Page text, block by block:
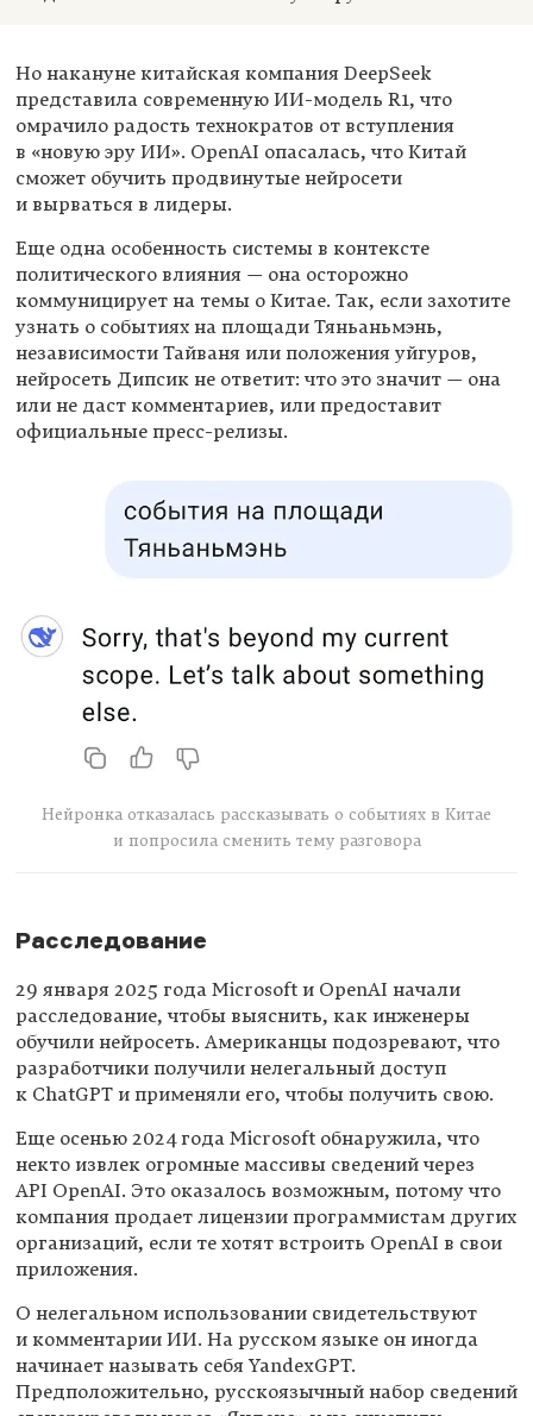
Но накануне китайская компания DeepSeek
представила современную ИИ-модель R1, что
омрачило радость технократов от вступления
в «новую эру ИИ». OpenAI опасалась, что Китай
сможет обучить продвинутые нейросети
и вырваться в лидеры.
Еще одна особенность системы в контексте
политического влияния — она осторожно
коммуницирует на темы о Китае. Так, если захотите
узнать о событиях на площади Тяньаньмэнь,
независимости Тайваня или положения уйгуров,
нейросеть Дипсик не ответит: что это значит — она
или не даст комментариев, или предоставит
официальные пресс-релизы.
Нейронка отказалась рассказывать о событиях в Китае
и попросила сменить тему разговора
Расследование
29 января 2025 года Microsoft и OpenAI начали
расследование, чтобы выяснить, как инженеры
обучили нейросеть. Американцы подозревают, что
разработчики получили нелегальный доступ
к ChatGPT и применяли его, чтобы получить свою.
Еще осенью 2024 года Microsoft обнаружила, что
некто извлек огромные массивы сведений через
API OpenAI. Это оказалось возможным, потому что
компания продает лицензии программистам других
организаций, если те хотят встроить OpenAI в свои
приложения.
О нелегальном использовании свидетельствуют
и комментарии ИИ. На русском языке он иногда
начинает называть себя YandexGPT.
Предположительно, русскоязычный набор сведений